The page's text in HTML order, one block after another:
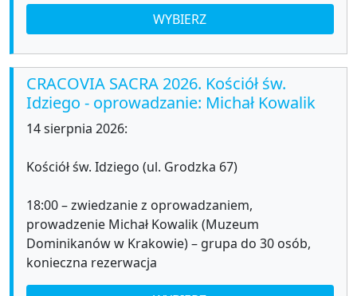
WYBIERZ
CRACOVIA SACRA 2026. Kościół św.
Idziego - oprowadzanie: Michał Kowalik
14 sierpnia 2026:
Kościół św. Idziego (ul. Grodzka 67)
18:00 – zwiedzanie z oprowadzaniem,
prowadzenie Michał Kowalik (Muzeum
Dominikanów w Krakowie) – grupa do 30 osób,
konieczna rezerwacja